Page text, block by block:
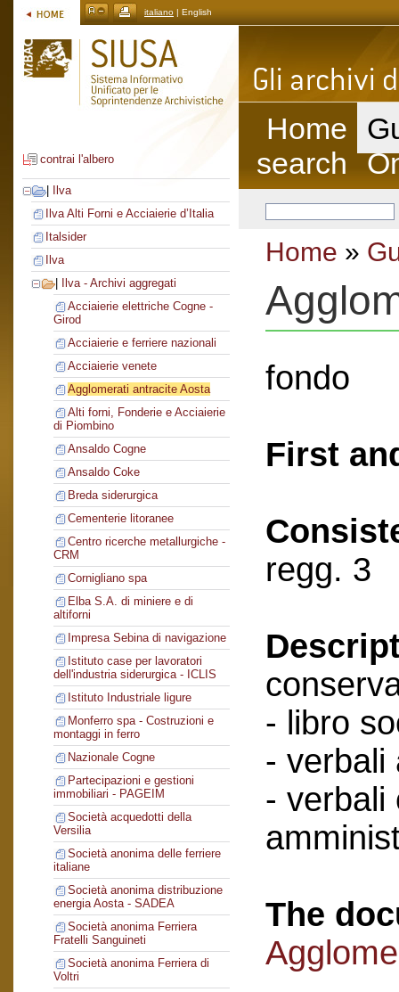
italiano | English
contrai l'albero
Ilva
Ilva Alti Forni e Acciaierie d’Italia
Italsider
Ilva
Ilva - Archivi aggregati
Acciaierie elettriche Cogne -
Girod
Acciaierie e ferriere nazionali
Acciaierie venete
Agglomerati antracite Aosta
Alti forni, Fonderie e Acciaierie
di Piombino
Ansaldo Cogne
Ansaldo Coke
Breda siderurgica
Cementerie litoranee
Centro ricerche metallurgiche -
CRM
Cornigliano spa
Elba S.A. di miniere e di
altiforni
Impresa Sebina di navigazione
Istituto case per lavoratori
dell'industria siderurgica - ICLIS
Istituto Industriale ligure
Monferro spa - Costruzioni e
montaggi in ferro
Nazionale Cogne
Partecipazioni e gestioni
immobiliari - PAGEIM
Società acquedotti della
Versilia
Società anonima delle ferriere
italiane
Società anonima distribuzione
energia Aosta - SADEA
Società anonima Ferriera
Fratelli Sanguineti
Società anonima Ferriera di
Voltri
Home
search
Home »
fondo
First
regg. 3
- libro
- verbali
- verbali
The